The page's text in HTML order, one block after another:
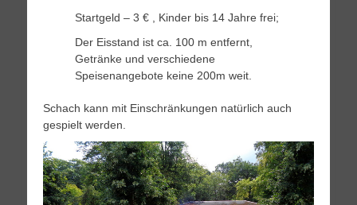
Startgeld – 3 € , Kinder bis 14 Jahre frei;
Der Eisstand ist ca. 100 m entfernt,
Getränke und verschiedene
Speisenangebote keine 200m weit.
Schach kann mit Einschränkungen natürlich auch
gespielt werden.